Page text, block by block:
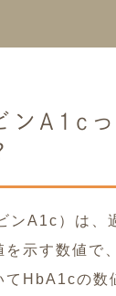
ンA1c
ンA1c ）は、
を示す数値で
て HbA1cの数